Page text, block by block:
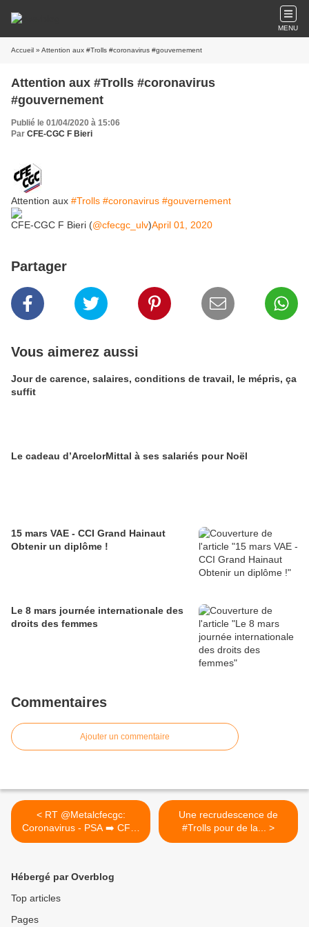
MENU
Accueil » Attention aux #Trolls #coronavirus #gouvernement
Attention aux #Trolls #coronavirus
#gouvernement
Publié le 01/04/2020 à 15:06
Par CFE-CGC F Bieri
Attention aux #Trolls #coronavirus #gouvernement
CFE-CGC F Bieri (@cfecgc_ulv)April 01, 2020
Partager
Vous aimerez aussi
Jour de carence, salaires, conditions de travail, le mépris, ça
suffit
Le cadeau d’ArcelorMittal à ses salariés pour Noël
15 mars VAE - CCI Grand Hainaut
Obtenir un diplôme !
Le 8 mars journée internationale des
droits des femmes
Commentaires
Ajouter un commentaire
< RT @Metalcfecgc:
Coronavirus - PSA ➡️ CFE-
CGC...
Une recrudescence de
#Trolls pour de la... >
Hébergé par Overblog
Top articles
Pages